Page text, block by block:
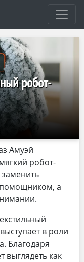
робот-
Амуэй
робот-
а
в роли
Благодаря
выглядеть как